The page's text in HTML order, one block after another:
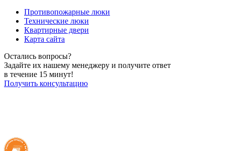
Противопожарные люки
Технические люки
Квартирные двери
Карта сайта
Остались вопросы?
Задайте их нашему менеджеру и получите ответ
в течение 15 минут!
Получить консультацию